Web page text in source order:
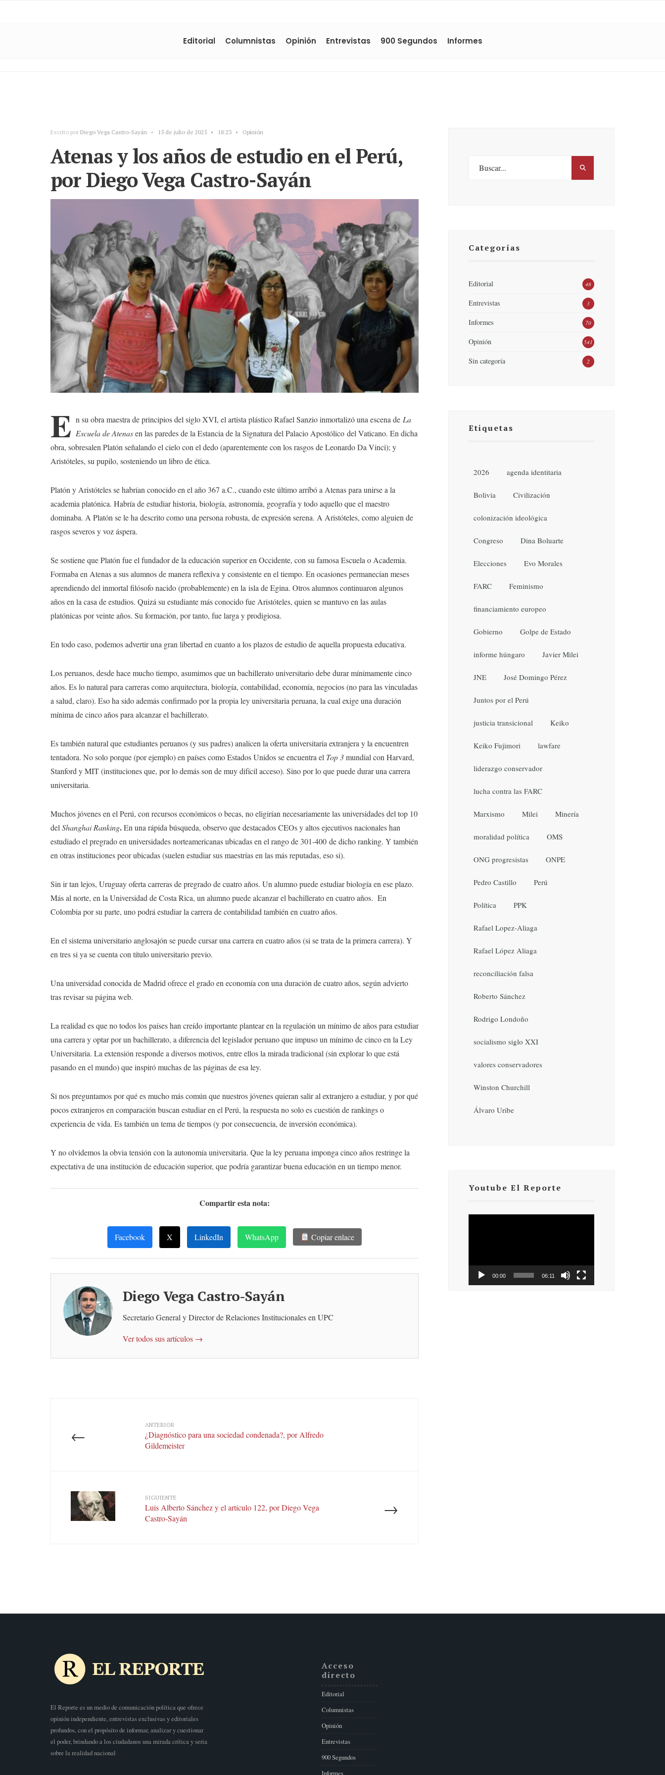
Editorial Columnistas Opinión Entrevistas 900 Segundos Informes
Escrito por Diego Vega Castro-Sayán • 15 de julio de 2025 • 18:23 • Opinión
Atenas y los años de estudio en el Perú,
por Diego Vega Castro-Sayán
E n su obra maestra de principios del siglo XVI, el artista plástico Rafael Sanzio inmortalizó una escena de La
Escuela de Atenasen las paredes de la Estancia de la Signatura del Palacio Apostólico del Vaticano. En dicha
obra, sobresalen Platón señalando el cielo con el dedo (aparentemente con los rasgos de Leonardo Da Vinci); y
Aristóteles, su pupilo, sosteniendo un libro de ética.
Platón y Aristóteles se habrían conocido en el año 367 a.C., cuando este último arribó a Atenas para unirse a la
academia platónica. Habría de estudiar historia, biología, astronomía, geografía y todo aquello que el maestro
dominaba. A Platón se le ha descrito como una persona robusta, de expresión serena. A Aristóteles, como alguien de
rasgos severos y voz áspera.
Se sostiene que Platón fue el fundador de la educación superior en Occidente, con su famosa Escuela o Academia.
Formaba en Atenas a sus alumnos de manera reflexiva y consistente en el tiempo. En ocasiones permanecían meses
aprendiendo del inmortal filósofo nacido (probablemente) en la isla de Egina. Otros alumnos continuaron algunos
años en la casa de estudios. Quizá su estudiante más conocido fue Aristóteles, quien se mantuvo en las aulas
platónicas por veinte años. Su formación, por tanto, fue larga y prodigiosa.
En todo caso, podemos advertir una gran libertad en cuanto a los plazos de estudio de aquella propuesta educativa.
Los peruanos, desde hace mucho tiempo, asumimos que un bachillerato universitario debe durar mínimamente cinco
años. Es lo natural para carreras como arquitectura, biología, contabilidad, economía, negocios (no para las vinculadas
a salud, claro). Eso ha sido además confirmado por la propia ley universitaria peruana, la cual exige una duración
mínima de cinco años para alcanzar el bachillerato.
Es también natural que estudiantes peruanos (y sus padres) analicen la oferta universitaria extranjera y la encuentren
tentadora. No solo porque (por ejemplo) en países como Estados Unidos se encuentra el Top 3mundial con Harvard,
Stanford y MIT (instituciones que, por lo demás son de muy difícil acceso). Sino por lo que puede durar una carrera
universitaria.
Muchos jóvenes en el Perú, con recursos económicos o becas, no eligirían necesariamente las universidades del top 10
del Shanghai Ranking.En una rápida búsqueda, observo que destacados CEOs y altos ejecutivos nacionales han
estudiado el pregrado en universidades norteamericanas ubicadas en el rango de 301-400 de dicho ranking. Y también
en otras instituciones peor ubicadas (suelen estudiar sus maestrías en las más reputadas, eso si).
Sin ir tan lejos, Uruguay oferta carreras de pregrado de cuatro años. Un alumno puede estudiar biología en ese plazo.
Más al norte, en la Universidad de Costa Rica, un alumno puede alcanzar el bachillerato en cuatro años. En
Colombia por su parte, uno podrá estudiar la carrera de contabilidad también en cuatro años.
En el sistema universitario anglosajón se puede cursar una carrera en cuatro años (si se trata de la primera carrera). Y
en tres si ya se cuenta con título universitario previo.
Una universidad conocida de Madrid ofrece el grado en economía con una duración de cuatro años, según advierto
tras revisar su página web.
La realidad es que no todos los países han creído importante plantear en la regulación un mínimo de años para estudiar
una carrera y optar por un bachillerato, a diferencia del legislador peruano que impuso un mínimo de cinco en la Ley
Universitaria. La extensión responde a diversos motivos, entre ellos la mirada tradicional (sin explorar lo que está
pasando en el mundo) que inspiró muchas de las páginas de esa ley.
Si nos preguntamos por qué es mucho más común que nuestros jóvenes quieran salir al extranjero a estudiar, y por qué
pocos extranjeros en comparación buscan estudiar en el Perú, la respuesta no solo es cuestión de rankings o
experiencia de vida. Es también un tema de tiempos (y por consecuencia, de inversión económica).
Y no olvidemos la obvia tensión con la autonomía universitaria. Que la ley peruana imponga cinco años restringe la
expectativa de una institución de educación superior, que podría garantizar buena educación en un tiempo menor.
Compartir esta nota:
Facebook X LinkedIn WhatsApp Copiar enlace
Diego Vega Castro-Sayán
Secretario General y Director de Relaciones Institucionales en UPC
Ver todos sus artículos →
←
ANTERIOR
¿Diagnóstico para una sociedad condenada?, por Alfredo
Gildemeister
→
SIGUIENTE
Luis Alberto Sánchez y el artículo 122, por Diego Vega
Castro-Sayán
Categorías
Editorial 48
Entrevistas 3
Informes 70
Opinión 541
Sin categoría 2
Etiquetas
2026 agenda identitaria
Bolivia Civilización
colonización ideológica
Congreso Dina Boluarte
Elecciones Evo Morales
FARC Feminismo
financiamiento europeo
Gobierno Golpe de Estado
informe húngaro Javier Milei
JNE José Domingo Pérez
Juntos por el Perú
justicia transicional Keiko
Keiko Fujimori lawfare
liderazgo conservador
lucha contra las FARC
Marxismo Milei Minería
moralidad política OMS
ONG progresistas ONPE
Pedro Castillo Perú
Política PPK
Rafael Lopez-Aliaga
Rafael López Aliaga
reconciliación falsa
Roberto Sánchez
Rodrigo Londoño
socialismo siglo XXI
valores conservadores
Winston Churchill
Álvaro Uribe
Youtube El Reporte
00:00 06:11
El Reporte es un medio de comunicación política que ofrece
opinión independiente, entrevistas exclusivas y editoriales
profundos, con el propósito de informar, analizar y cuestionar
el poder, brindando a los ciudadanos una mirada crítica y seria
sobre la realidad nacional
Acceso
directo
Editorial
Columnistas
Opinión
Entrevistas
900 Segundos
Informes